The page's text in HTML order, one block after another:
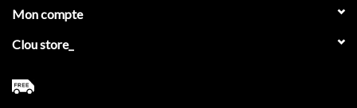
Mon compte
Clou store_